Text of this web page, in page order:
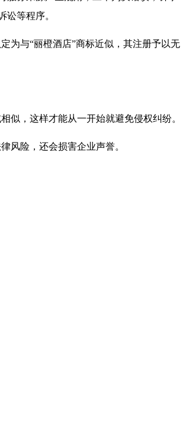
讼等程序。
为与“丽橙酒店”商标近似，其注册予以无
似，这样才能从一开始就避免侵权纠纷。
风险，还会损害企业声誉。